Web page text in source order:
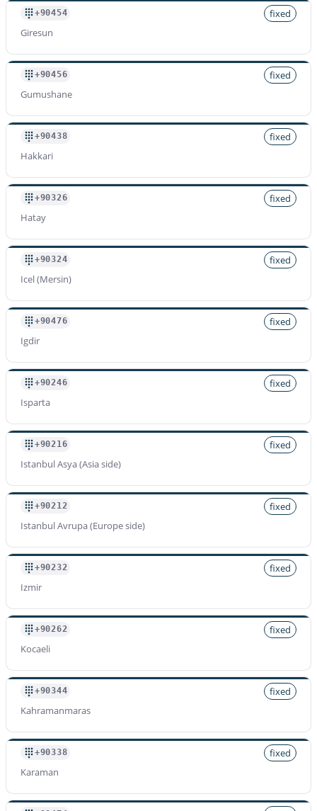
+90454
fixed
Giresun
+90456
fixed
Gumushane
+90438
fixed
Hakkari
+90326
fixed
Hatay
+90324
fixed
Icel (Mersin)
+90476
fixed
Igdir
+90246
fixed
Isparta
+90216
fixed
Istanbul Asya (Asia side)
+90212
fixed
Istanbul Avrupa (Europe side)
+90232
fixed
Izmir
+90262
fixed
Kocaeli
+90344
fixed
Kahramanmaras
+90338
fixed
Karaman